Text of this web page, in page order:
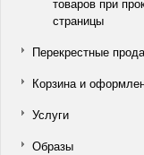
страницы
Перекрестные
Корзина и
Услуги
Образы